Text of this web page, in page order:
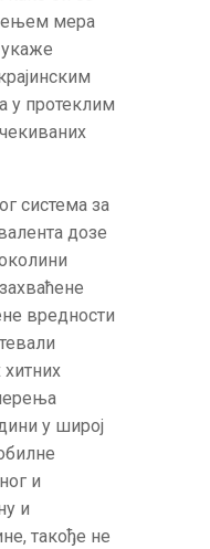
мера
у протеклим
система за
дозе
вредности
у широј
и
и
такође не